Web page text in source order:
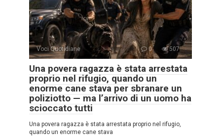
Voci Quotidiane 0 507
Una povera ragazza è stata arrestata
proprio nel rifugio, quando un
enorme cane stava per sbranare un
poliziotto — ma l’arrivo di un uomo ha
scioccato tutti
Una povera ragazza è stata arrestata proprio nel rifugio,
quando un enorme cane stava